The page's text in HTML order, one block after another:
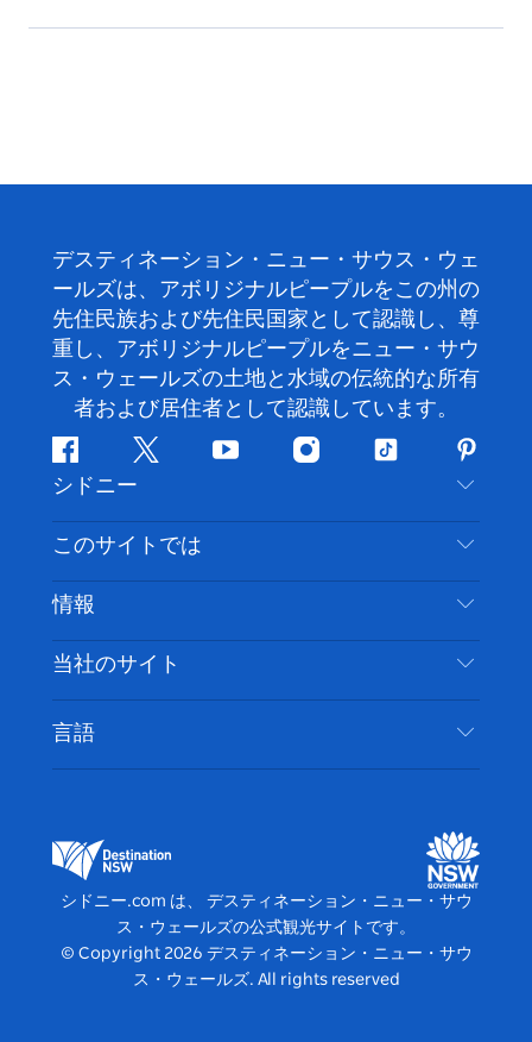
デスティネーション・ニュー・サウス・ウェ
ールズは、アボリジナルピープルをこの州の
先住民族および先住民国家として認識し、尊
重し、アボリジナルピープルをニュー・サウ
ス・ウェールズの土地と水域の伝統的な所有
者および居住者として認識しています。
フ
ェ
イ
ス
ブ
ッ
ク
ツ
ッ
タ
ー
ユ
チ
ー
イ
ス
グ
ム
テ
ッ
ト
ク
ピ
ン
タ
レ
ス
ト
シドニー
お問い合わせ
免責事項
クッキーに関する通知
このサイトでは
目的地
やるべきこと
イベント
宿泊施設
情報
旅行情報
アクセシブルシドニー
ビジネスを登録する
当社のサイト
デスティネーション・ニュー・サウス・ウェール
ズメディアセンター
ビビッド・シドニー
言語
シドニー.com は、 デスティネーション・ニュー・サウ
ス・ウェールズの公式観光サイトです。
© Copyright 2026 デスティネーション・ニュー・サウ
ス・ウェールズ. All rights reserved